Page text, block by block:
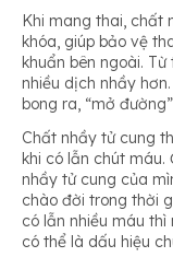
Khi mang thai, chất
khóa, giúp bảo vệ
khuẩn bên ngoài.
nhiều dịch nhầy
bong ra, “mở
Chất nhầy tử cung
khi có lẫn chút
nhầy tử cung của
chào đời trong thời
có lẫn nhiều máu
có thể là dấu hiệu